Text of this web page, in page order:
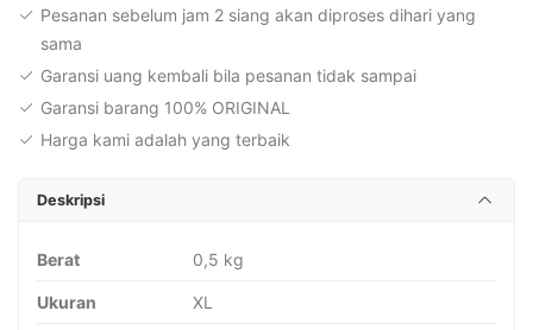
Pesanan sebelum jam 2 siang akan diproses dihari yang
sama
Garansi uang kembali bila pesanan tidak sampai
Garansi barang 100% ORIGINAL
Harga kami adalah yang terbaik
Deskripsi
Berat 0,5 kg
Ukuran XL